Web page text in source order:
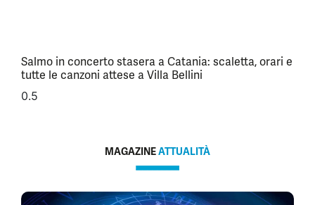
Salmo in concerto stasera a Catania: scaletta, orari e
tutte le canzoni attese a Villa Bellini
MAGAZINEATTUALITÀ